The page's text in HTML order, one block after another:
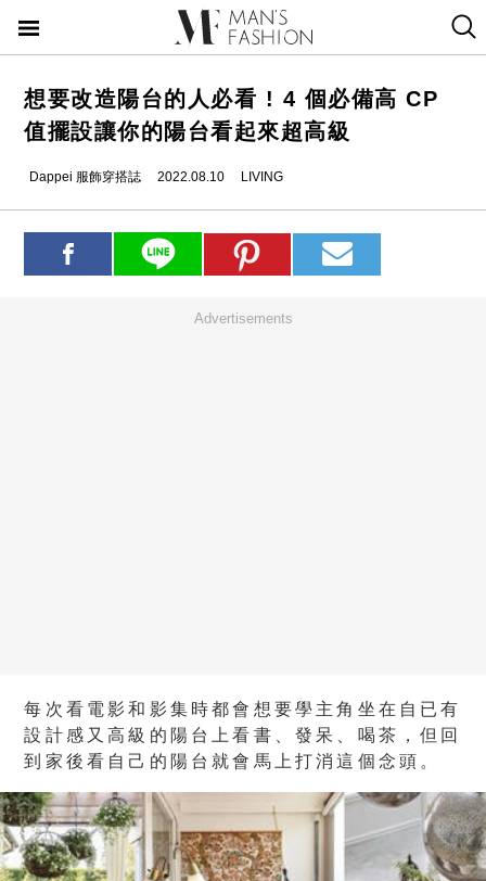
想要改造陽台的人必看 ! 4 個必備高 CP
值擺設讓你的陽台看起來超高級
Dappei 服飾穿搭誌 2022.08.10 LIVING
Advertisements
每次看電影和影集時都會想要學主角坐在自已有
設計感又高級的陽台上看書、發呆、喝茶，但回
到家後看自己的陽台就會馬上打消這個念頭。